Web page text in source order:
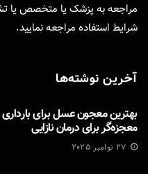
مراجعه به پزشک یا متخصص یا
شرایط استفاده مراجعه نمایید.
آخرین نوشته‌ها
بهترین معجون عسل برای
معجزه‌گر برای درمان نازایی
27 نوامبر 2025